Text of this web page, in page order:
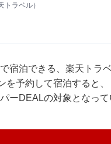
ラベル）
宿泊できる、楽天トラ
を予約して宿泊すると
ーDEALの対象となっ